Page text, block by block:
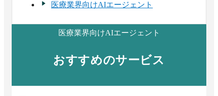
医療業界向けAIエージェント
医療業界向けAIエージェント
おすすめのサービス